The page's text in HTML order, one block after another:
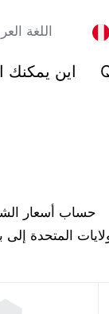
اللغة
اين يمكنك
حساب أسعار
المتحدة إلى